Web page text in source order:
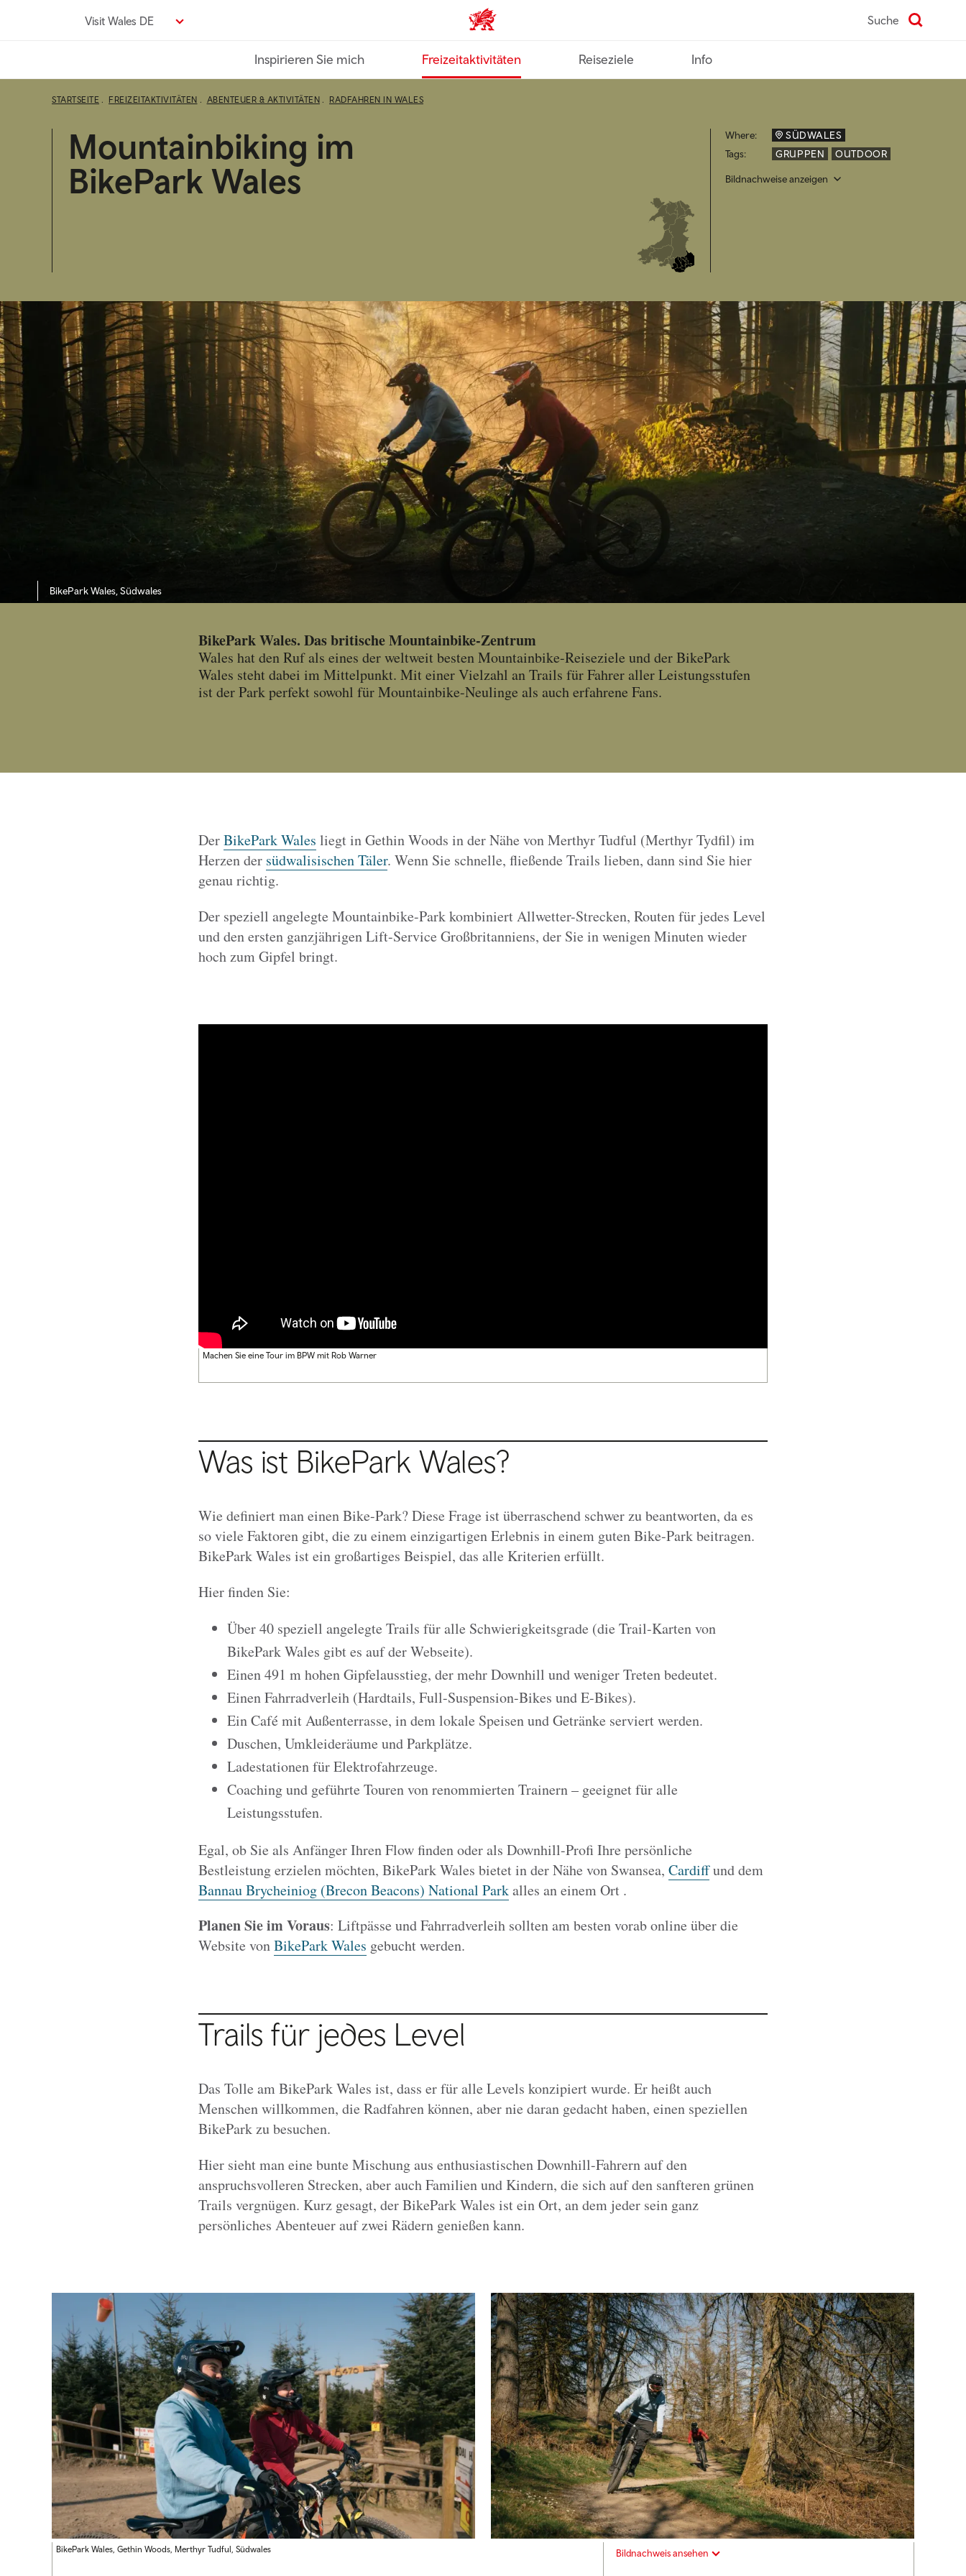
Visit Wales DE VisitWales home Suche
Inspirieren Sie mich Freizeitaktivitäten Reiseziele Info
STARTSEITE FREIZEITAKTIVITÄTEN ABENTEUER & AKTIVITÄTEN RADFAHREN IN WALES
Mountainbiking im
BikePark Wales
Where:
SÜDWALES
Tags:
GRUPPEN OUTDOOR
Bildnachweise anzeigen
BikePark Wales, Südwales
BikePark Wales. Das britische Mountainbike-Zentrum
Wales hat den Ruf als eines der weltweit besten Mountainbike-Reiseziele und der BikePark
Wales steht dabei im Mittelpunkt. Mit einer Vielzahl an Trails für Fahrer aller Leistungsstufen
ist der Park perfekt sowohl für Mountainbike-Neulinge als auch erfahrene Fans.
DerBikePark Wales liegt in Gethin Woods in der Nähe von Merthyr Tudful (Merthyr Tydfil) im
Herzen der südwalisischen Täler. Wenn Sie schnelle, fließende Trails lieben, dann sind Sie hier
genau richtig.
Der speziell angelegte Mountainbike-Park kombiniert Allwetter-Strecken, Routen für jedes Level
und den ersten ganzjährigen Lift-Service Großbritanniens, der Sie in wenigen Minuten wieder
hoch zum Gipfel bringt.
Machen Sie eine Tour im BPW mit Rob Warner
Was ist BikePark Wales?
Wie definiert man einen Bike-Park? Diese Frage ist überraschend schwer zu beantworten, da es
so viele Faktoren gibt, die zu einem einzigartigen Erlebnis in einem guten Bike-Park beitragen.
BikePark Wales ist ein großartiges Beispiel, das alle Kriterien erfüllt.
Hier finden Sie:
Über 40 speziell angelegte Trails für alle Schwierigkeitsgrade (die Trail-Karten von
BikePark Wales gibt es auf der Webseite).
Einen 491 m hohen Gipfelausstieg, der mehr Downhill und weniger Treten bedeutet.
Einen Fahrradverleih (Hardtails, Full-Suspension-Bikes und E-Bikes).
Ein Café mit Außenterrasse, in dem lokale Speisen und Getränke serviert werden.
Duschen, Umkleideräume und Parkplätze.
Ladestationen für Elektrofahrzeuge.
Coaching und geführte Touren von renommierten Trainern – geeignet für alle
Leistungsstufen.
Egal, ob Sie als Anfänger Ihren Flow finden oder als Downhill-Profi Ihre persönliche
Bestleistung erzielen möchten, BikePark Wales bietet in der Nähe von Swansea, Cardiffund dem
Bannau Brycheiniog (Brecon Beacons) National Parkalles an einem Ort .
Planen Sie im Voraus: Liftpässe und Fahrradverleih sollten am besten vorab online über die
Website vonBikePark Wales gebucht werden.
Trails für jedes Level
Das Tolle am BikePark Wales ist, dass er für alle Levels konzipiert wurde. Er heißt auch
Menschen willkommen, die Radfahren können, aber nie daran gedacht haben, einen speziellen
BikePark zu besuchen.
Hier sieht man eine bunte Mischung aus enthusiastischen Downhill-Fahrern auf den
anspruchsvolleren Strecken, aber auch Familien und Kindern, die sich auf den sanfteren grünen
Trails vergnügen. Kurz gesagt, der BikePark Wales ist ein Ort, an dem jeder sein ganz
persönliches Abenteuer auf zwei Rädern genießen kann.
BikePark Wales, Gethin Woods, Merthyr Tudful, Südwales Bildnachweis ansehen